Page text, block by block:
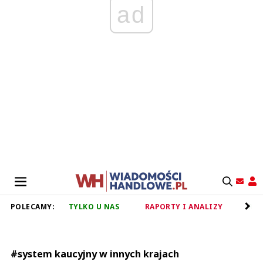
ad
POLECAMY: TYLKO U NAS RAPORTY I ANALIZY
#system kaucyjny w innych krajach